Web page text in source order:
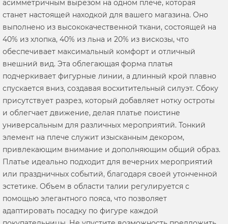
асимметричным вырезом на одном плече, которая
станет настоящей находкой для вашего магазина. Оно
выполнено из высококачественной ткани, состоящей на
40% из хлопка, 40% из льна и 20% из вискозы, что
обеспечивает максимальный комфорт и отличный
внешний вид. Эта облегающая форма платья
подчеркивает фигурные линии, а длинный крой плавно
спускается вниз, создавая восхитительный силуэт. Сбоку
присутствует разрез, который добавляет нотку остроты
и облегчает движение, делая платье поистине
универсальным для различных мероприятий. Тонкий
элемент на плече служит изысканным декором,
привлекающим внимание и дополняющим общий образ.
Платье идеально подходит для вечерних мероприятий
или праздничных событий, благодаря своей утонченной
эстетике. Объем в области талии регулируется с
помощью элегантного пояса, что позволяет
адаптировать посадку по фигуре каждой